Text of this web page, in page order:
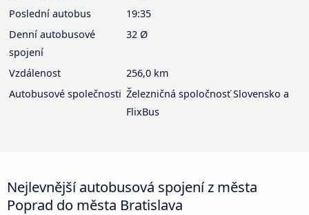
Poslední autobus
19:35
Denní autobusové
spojení
32 Ø
Vzdálenost
256,0 km
Autobusové společnosti Železničná spoločnosť Slovensko a
FlixBus
Nejlevnější autobusová spojení z města
Poprad do města Bratislava